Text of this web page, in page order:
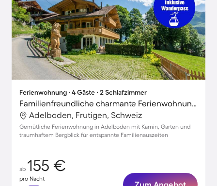
Ferienwohnung ∙ 4 Gäste ∙ 2 Schlafzimmer
Familienfreundliche charmante Ferienwohnung mit Terrasse und Garten | Bergblick | Nah am Skifahren
Adelboden, Frutigen, Schweiz
Gemütliche Ferienwohnung in Adelboden mit Kamin, Garten und
traumhaftem Bergblick für entspannte Familienauszeiten
ab 155 €
pro Nacht